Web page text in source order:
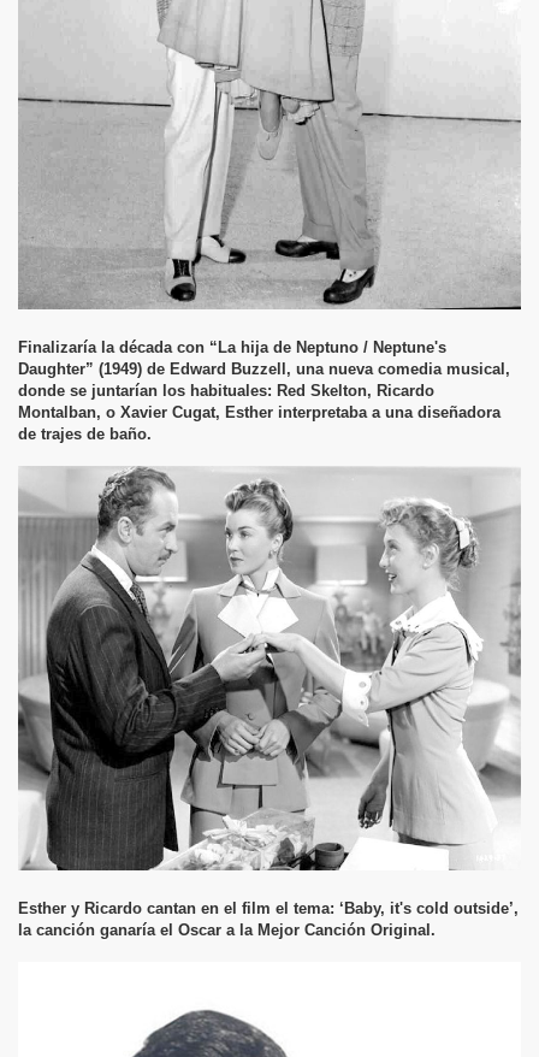
Finalizaría la década con “La hija de Neptuno / Neptune's
Daughter” (1949) de Edward Buzzell, una nueva comedia musical,
donde se juntarían los habituales: Red Skelton, Ricardo
Montalban, o Xavier Cugat, Esther interpretaba a una diseñadora
de trajes de baño.
Esther y Ricardo cantan en el film el tema: ‘Baby, it's cold outside’,
la canción ganaría el Oscar a la Mejor Canción Original.